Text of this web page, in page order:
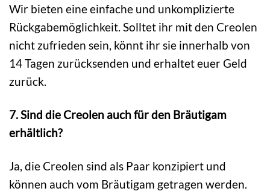
Wir bieten eine einfache und unkomplizierte
Rückgabemöglichkeit. Solltet ihr mit den Creolen
nicht zufrieden sein, könnt ihr sie innerhalb von
14 Tagen zurücksenden und erhaltet euer Geld
zurück.
7. Sind die Creolen auch für den Bräutigam
erhältlich?
Ja, die Creolen sind als Paar konzipiert und
können auch vom Bräutigam getragen werden.